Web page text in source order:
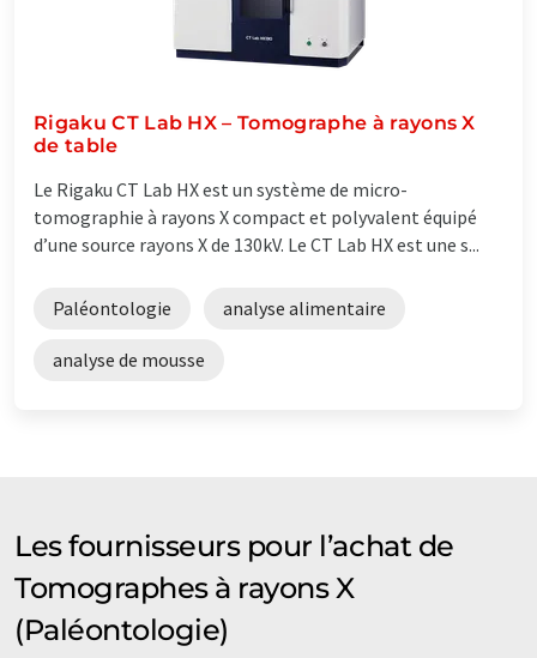
Rigaku CT Lab HX – Tomographe à rayons X
de table
Le Rigaku CT Lab HX est un système de micro-
tomographie à rayons X compact et polyvalent équipé
d’une source rayons X de 130kV. Le CT Lab HX est une s...
Paléontologie analyse alimentaire
analyse de mousse
Les fournisseurs pour l’achat de
Tomographes à rayons X
(Paléontologie)